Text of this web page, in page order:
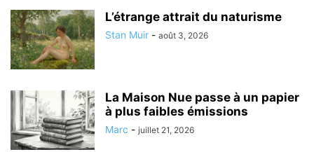
L’étrange attrait du naturisme
Stan Muir - août 3, 2026
La Maison Nue passe à un papier
à plus faibles émissions
Marc - juillet 21, 2026